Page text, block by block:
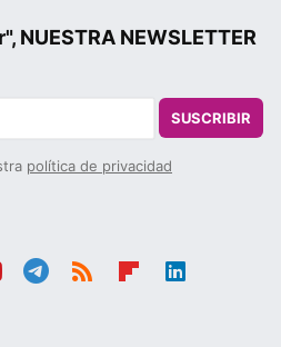
NUESTRA NEWSLETTER
SUSCRIBIR
política de privacidad